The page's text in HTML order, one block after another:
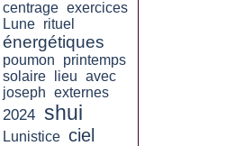
centrage exercices
Lune rituel
énergétiques
poumon
printemps
solaire
lieu avec
joseph externes
2024 shui
Lunistice ciel